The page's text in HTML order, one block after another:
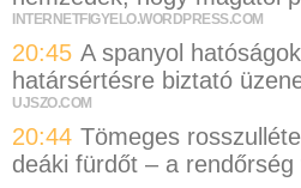
INTERNETFIGYELO.WORDPRESS.COM
20:45 A spanyol
határsértésre biztató
UJSZO.COM
20:44 Tömeges
deáki fürdőt – a rendőrség